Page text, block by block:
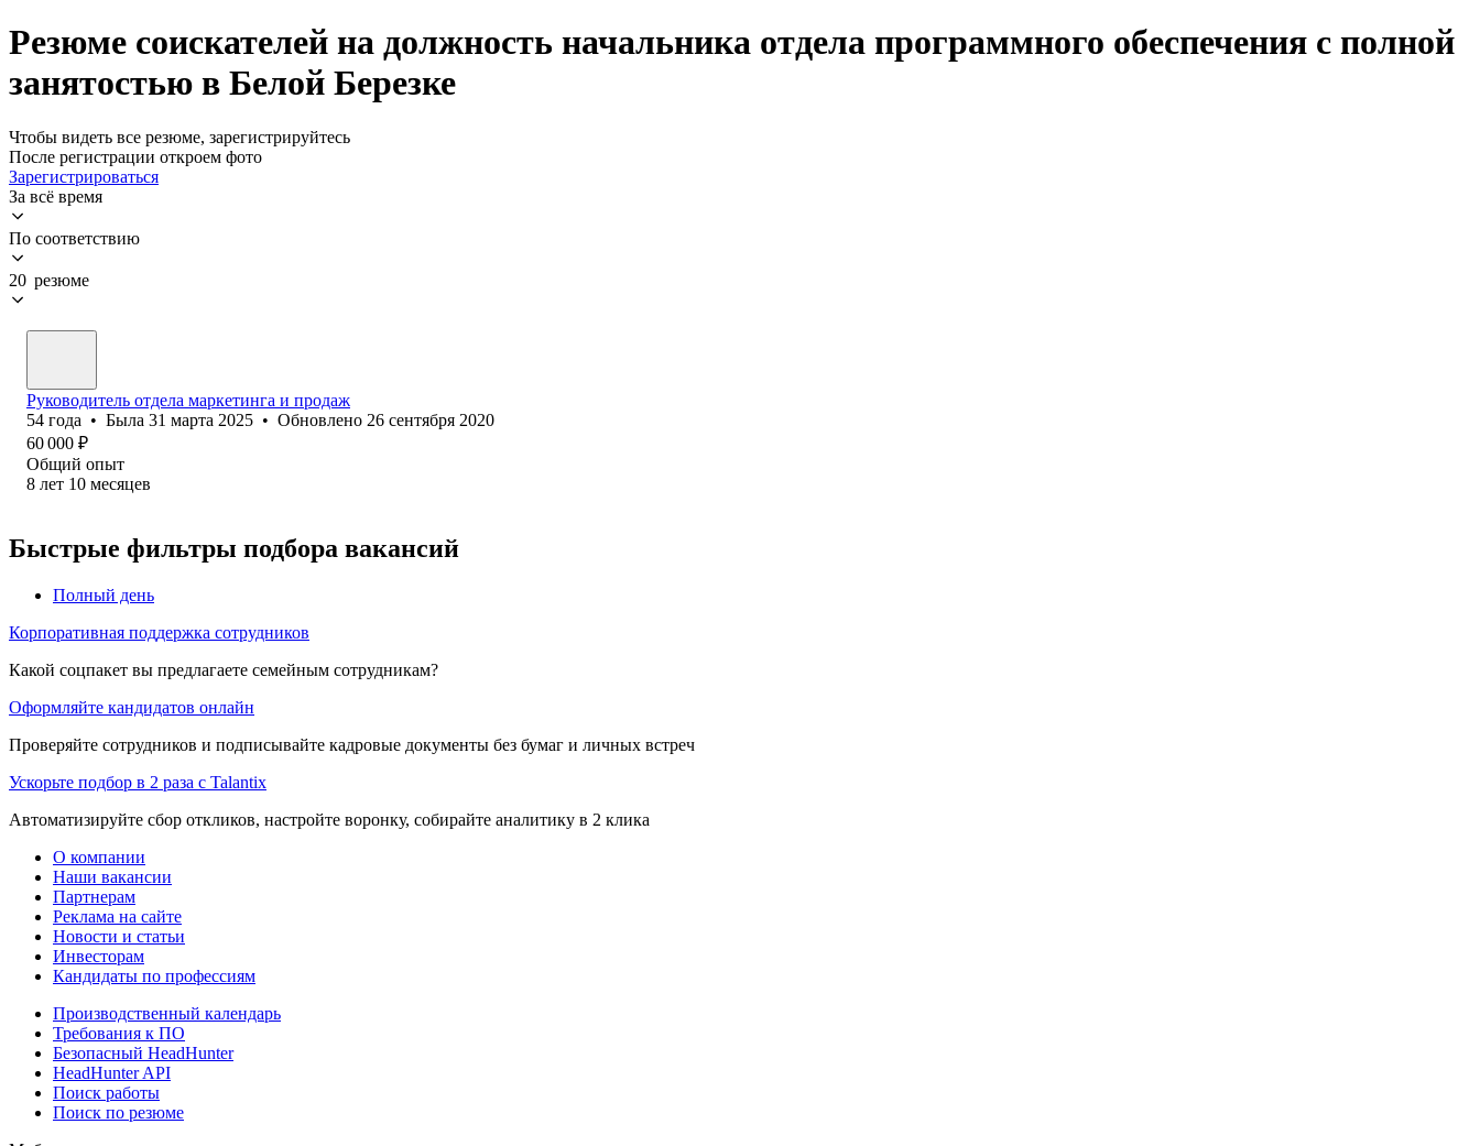
Резюме соискателей на должность начальника отдела программного обеспечения с полной
занятостью в Белой Березке
Чтобы видеть все резюме, зарегистрируйтесь
После регистрации откроем фото
Зарегистрироваться
За всё время
По соответствию
20 резюме
Руководитель отдела маркетинга и продаж
54 года • Была 31 марта 2025 • Обновлено 26 сентября 2020
60 000 ₽
Общий опыт
8 лет 10 месяцев
Быстрые фильтры подбора вакансий
Полный день
Корпоративная поддержка сотрудников
Какой соцпакет вы предлагаете семейным сотрудникам?
Оформляйте кандидатов онлайн
Проверяйте сотрудников и подписывайте кадровые документы без бумаг и личных встреч
Ускорьте подбор в 2 раза с Talantix
Автоматизируйте сбор откликов, настройте воронку, собирайте аналитику в 2 клика
О компании
Наши вакансии
Партнерам
Реклама на сайте
Новости и статьи
Инвесторам
Кандидаты по профессиям
Производственный календарь
Требования к ПО
Безопасный HeadHunter
HeadHunter API
Поиск работы
Поиск по резюме